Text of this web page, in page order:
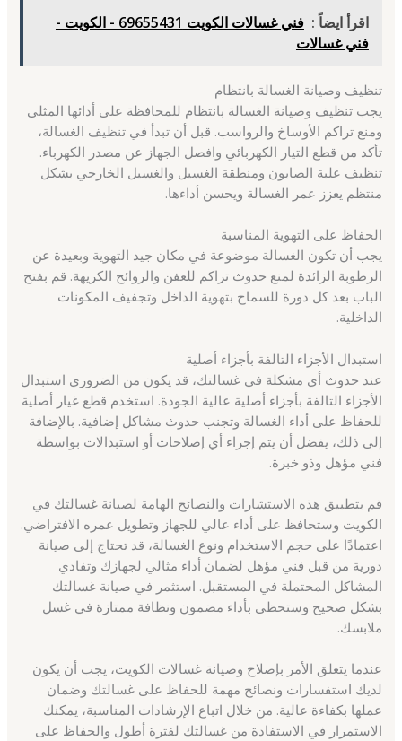
اقرأ ايضاً :
فني غسالات الكويت 69655431 - الكويت -
فني غسالات
تنظيف وصيانة الغسالة بانتظام
يجب تنظيف وصيانة الغسالة بانتظام للمحافظة على أدائها المثلى
ومنع تراكم الأوساخ والرواسب. قبل أن تبدأ في تنظيف الغسالة،
تأكد من قطع التيار الكهربائي وافصل الجهاز عن مصدر الكهرباء.
تنظيف علبة الصابون ومنطقة الغسيل والغسيل الخارجي بشكل
منتظم يعزز عمر الغسالة ويحسن أداءها.
الحفاظ على التهوية المناسبة
يجب أن تكون الغسالة موضوعة في مكان جيد التهوية وبعيدة عن
الرطوبة الزائدة لمنع حدوث تراكم للعفن والروائح الكريهة. قم بفتح
الباب بعد كل دورة للسماح بتهوية الداخل وتجفيف المكونات
الداخلية.
استبدال الأجزاء التالفة بأجزاء أصلية
عند حدوث أي مشكلة في غسالتك، قد يكون من الضروري استبدال
الأجزاء التالفة بأجزاء أصلية عالية الجودة. استخدم قطع غيار أصلية
للحفاظ على أداء الغسالة وتجنب حدوث مشاكل إضافية. بالإضافة
إلى ذلك، يفضل أن يتم إجراء أي إصلاحات أو استبدالات بواسطة
فني مؤهل وذو خبرة.
قم بتطبيق هذه الاستشارات والنصائح الهامة لصيانة غسالتك في
الكويت وستحافظ على أداء عالي للجهاز وتطويل عمره الافتراضي.
اعتمادًا على حجم الاستخدام ونوع الغسالة، قد تحتاج إلى صيانة
دورية من قبل فني مؤهل لضمان أداء مثالي لجهازك وتفادي
المشاكل المحتملة في المستقبل. استثمر في صيانة غسالتك
بشكل صحيح وستحظى بأداء مضمون ونظافة ممتازة في غسل
ملابسك.
عندما يتعلق الأمر بإصلاح وصيانة غسالات الكويت، يجب أن يكون
لديك استفسارات ونصائح مهمة للحفاظ على غسالتك وضمان
عملها بكفاءة عالية. من خلال اتباع الإرشادات المناسبة، يمكنك
الاستمرار في الاستفادة من غسالتك لفترة أطول والحفاظ على